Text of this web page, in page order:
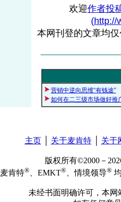
欢迎作者投
(http://
本网刊登的文章均
营销中逆向思维“有钱途”
如何在二三级市场做好推
主页│ 关于麦肯特│ 关于
版权所有©2000－
麦肯特® 、EMKT® 、情境领导®
未经书面明确许可，本